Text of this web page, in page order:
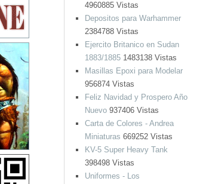
4960885 Vistas
Depositos para Warhammer
2384788 Vistas
Ejercito Britanico en Sudan
1883/18851483138 Vistas
Masillas Epoxi para Modelar
956874 Vistas
Feliz Navidad y Prospero Año
Nuevo937406 Vistas
Carta de Colores - Andrea
Miniaturas 669252 Vistas
KV-5 Super Heavy Tank
398498 Vistas
Uniformes - Los